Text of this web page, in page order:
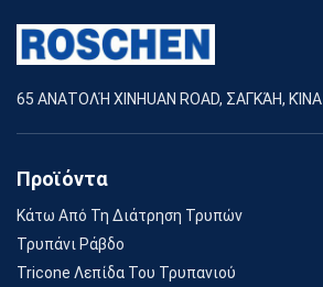
65 ΑΝΑΤΟΛΉ XINHUAN ROAD, ΣΑΓΚΆΗ, ΚΊΝΑ
Προϊόντα
Κάτω Από Τη Διάτρηση Τρυπών
Τρυπάνι Ράβδο
Tricone Λεπίδα Του Τρυπανιού